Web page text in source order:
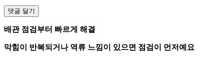
배관 점검부터 빠르게 해결
막힘이 반복되거나 역류 느낌이 있으면 점검이 먼저예요